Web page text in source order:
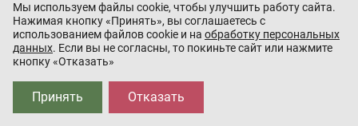
Нашли ошибку или есть предложения? —напишите
нам
Приложения партнёров:
Мы используем файлы cookie, чтобы улучшить работу сайта.
Нажимая кнопку «Принять», вы соглашаетесь с
использованием файлов cookie и на обработку персональных
данных. Если вы не согласны, то покиньте сайт или нажмите
кнопку «Отказать»
Отказать
Принять